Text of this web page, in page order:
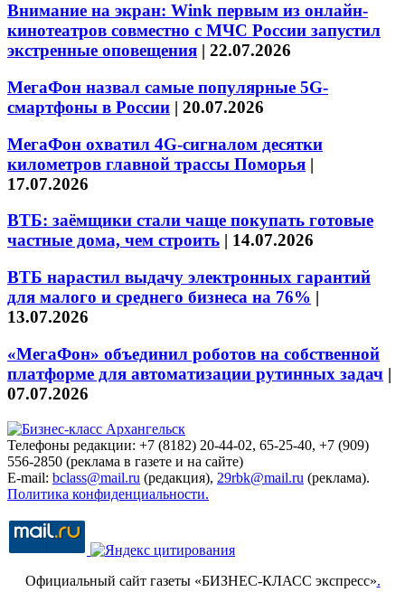
Внимание на экран: Wink первым из онлайн-
кинотеатров совместно с МЧС России запустил
экстренные оповещения | 22.07.2026
МегаФон назвал самые популярные 5G-
смартфоны в России | 20.07.2026
МегаФон охватил 4G-сигналом десятки
километров главной трассы Поморья |
17.07.2026
ВТБ: заёмщики стали чаще покупать готовые
частные дома, чем строить | 14.07.2026
ВТБ нарастил выдачу электронных гарантий
для малого и среднего бизнеса на 76% |
13.07.2026
«МегаФон» объединил роботов на собственной
платформе для автоматизации рутинных задач |
07.07.2026
Телефоны редакции: +7 (8182) 20-44-02, 65-25-40, +7 (909)
556-2850 (реклама в газете и на сайте)
E-mail: bclass@mail.ru (редакция), 29rbk@mail.ru (реклама).
Политика конфиденциальности.
Официальный сайт газеты «БИЗНЕС-КЛАСС экспресс».